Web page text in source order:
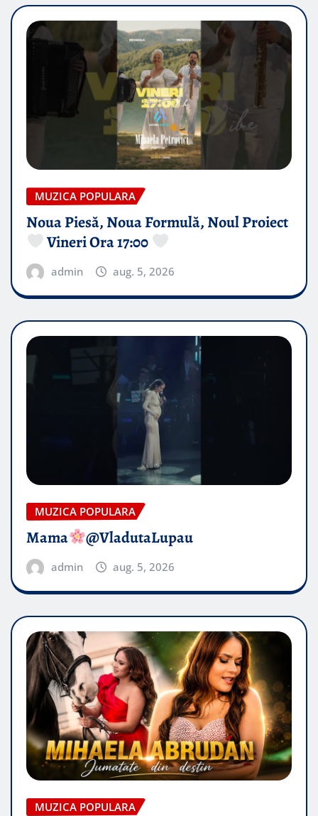
MUZICA POPULARA
Noua Piesă, Noua Formulă, Noul Proiect
Vineri Ora 17:00
admin aug. 5, 2026
MUZICA POPULARA
Mama @VladutaLupau
admin aug. 5, 2026
MUZICA POPULARA